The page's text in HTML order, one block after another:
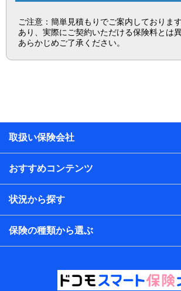
ご注意：簡単見積もりでご案内しておりま
あり、実際にご契約いただける保険料とは
あらかじめご了承ください。
取扱い保険会社
おすすめコンテンツ
状況から探す
保険の種類から選ぶ